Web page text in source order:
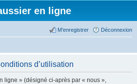
en ligne
Déconnexion
M’enregistrer
d’utilisation
ligne » (désigné ci-après par « nous »,